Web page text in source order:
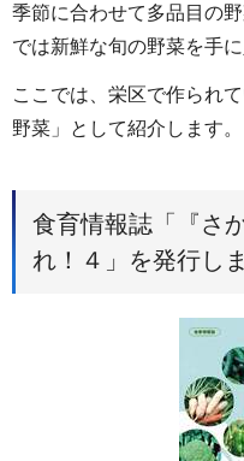
季節に合わせて多品目の
では新鮮な旬の野菜を手
ここでは、栄区で作られ
野菜」として紹介します。
食育情報誌「『さ
れ！４」を発行し